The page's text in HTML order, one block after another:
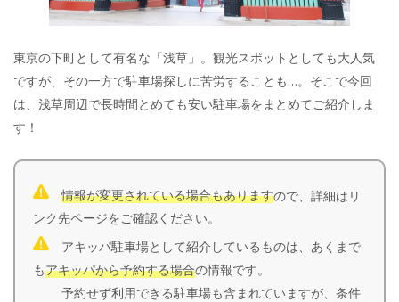
東京の下町として有名な「浅草」。観光スポットとしても大人気
ですが、その一方で駐車場探しに苦労することも…。そこで今回
は、浅草周辺で長時間とめても安い駐車場をまとめてご紹介しま
す！
情報が変更されている場合もありますので、詳細はリ
ンク先ページをご確認ください。
アキッパ駐車場として紹介しているものは、あくまで
もアキッパから予約する場合の情報です。
予約せず利用できる駐車場も含まれていますが、条件